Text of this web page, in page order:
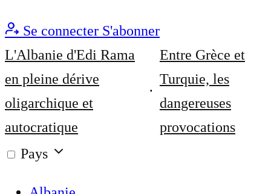
Se connecter S'abonner
L'Albanie d'Edi Rama
en pleine dérive
oligarchique et
autocratique
Entre Grèce et
Turquie, les
dangereuses
provocations
Pays